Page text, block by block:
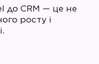
до CRM — це не
росту і